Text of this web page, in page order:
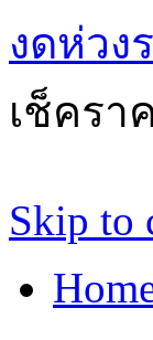
งดห่ว
เช็ครา
Skip to